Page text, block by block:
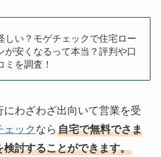
しい？モゲチェックで住宅ロー
が安くなるって本当？評判や口
ミを調査！
わざわざ出向いて営業を受
ェック なら 自宅で無料でさま
討することができます。